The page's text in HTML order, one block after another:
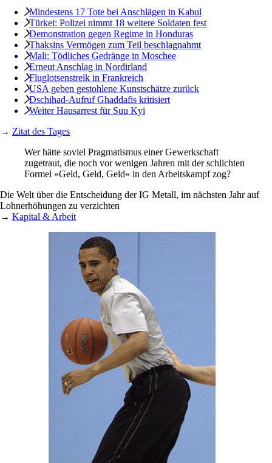
Mindestens 17 Tote bei Anschlägen in Kabul
Türkei: Polizei nimmt 18 weitere Soldaten fest
Demonstration gegen Regime in Honduras
Thaksins Vermögen zum Teil beschlagnahmt
Mali: Tödliches Gedränge in Moschee
Erneut Anschlag in Nordirland
Fluglotsenstreik in Frankreich
USA geben gestohlene Kunstschätze zurück
Dschihad-Aufruf Ghaddafis kritisiert
Weiter Hausarrest für Suu Kyi
→ Zitat des Tages
Wer hätte soviel Pragma­tismus einer Gewerkschaft
zugetraut, die noch vor wenigen Jahren mit der schlichten
Formel »Geld, Geld, Geld« in den Arbeitskampf zog?
Die Welt über die Entscheidung der IG Metall, im nächsten Jahr auf
Lohnerhöhungen zu verzichten
→ Kapital & Arbeit